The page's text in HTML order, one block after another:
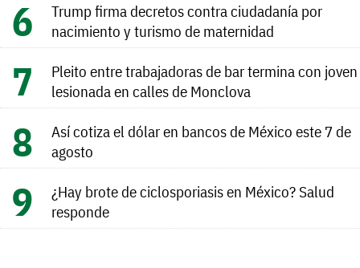
Trump firma decretos contra ciudadanía por
nacimiento y turismo de maternidad
Pleito entre trabajadoras de bar termina con joven
lesionada en calles de Monclova
Así cotiza el dólar en bancos de México este 7 de
agosto
¿Hay brote de ciclosporiasis en México? Salud
responde